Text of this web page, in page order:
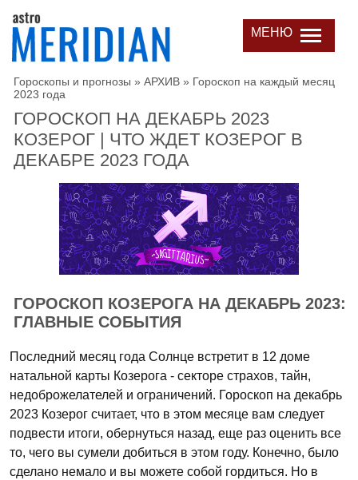
МЕНЮ
Гороскопы и прогнозы » АРХИВ » Гороскоп на каждый месяц
2023 года
ГОРОСКОП НА ДЕКАБРЬ 2023
КОЗЕРОГ | ЧТО ЖДЕТ КОЗЕРОГ В
ДЕКАБРЕ 2023 ГОДА
ГОРОСКОП КОЗЕРОГА НА ДЕКАБРЬ 2023:
ГЛАВНЫЕ СОБЫТИЯ
Последний месяц года Солнце встретит в 12 доме
натальной карты Козерога - секторе страхов, тайн,
недоброжелателей и ограничений. Гороскоп на декабрь
2023 Козерог считает, что в этом месяце вам следует
подвести итоги, обернуться назад, еще раз оценить все
то, чего вы сумели добиться в этом году. Конечно, было
сделано немало и вы можете собой гордиться. Но в